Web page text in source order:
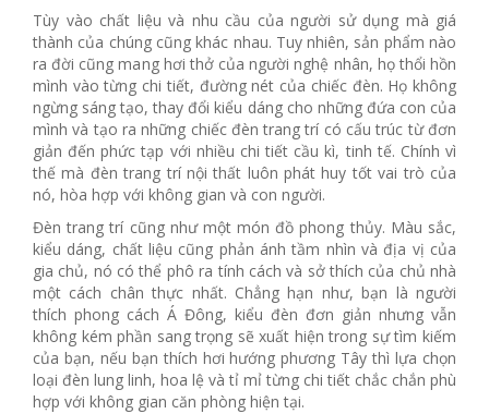
Tùy vào chất liệu và nhu cầu của người sử dụng mà giá
thành của chúng cũng khác nhau. Tuy nhiên, sản phẩm nào
ra đời cũng mang hơi thở của người nghệ nhân, họ thổi hồn
mình vào từng chi tiết, đường nét của chiếc đèn. Họ không
ngừng sáng tạo, thay đổi kiểu dáng cho những đứa con của
mình và tạo ra những chiếc đèn trang trí có cấu trúc từ đơn
giản đến phức tạp với nhiều chi tiết cầu kì, tinh tế. Chính vì
thế mà đèn trang trí nội thất luôn phát huy tốt vai trò của
nó, hòa hợp với không gian và con người.
Đèn trang trí cũng như một món đồ phong thủy. Màu sắc,
kiểu dáng, chất liệu cũng phản ánh tầm nhìn và địa vị của
gia chủ, nó có thể phô ra tính cách và sở thích của chủ nhà
một cách chân thực nhất. Chẳng hạn như, bạn là người
thích phong cách Á Đông, kiểu đèn đơn giản nhưng vẫn
không kém phần sang trọng sẽ xuất hiện trong sự tìm kiếm
của bạn, nếu bạn thích hơi hướng phương Tây thì lựa chọn
loại đèn lung linh, hoa lệ và tỉ mỉ từng chi tiết chắc chắn phù
hợp với không gian căn phòng hiện tại.